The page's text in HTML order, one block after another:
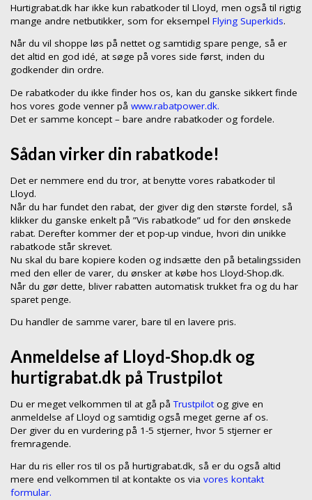
Hurtigrabat.dk har ikke kun rabatkoder til Lloyd, men også til rigtig
mange andre netbutikker, som for eksempel Flying Superkids.
Når du vil shoppe løs på nettet og samtidig spare penge, så er
det altid en god idé, at søge på vores side først, inden du
godkender din ordre.
De rabatkoder du ikke finder hos os, kan du ganske sikkert finde
hos vores gode venner på www.rabatpower.dk.
Det er samme koncept – bare andre rabatkoder og fordele.
Sådan virker din rabatkode!
Det er nemmere end du tror, at benytte vores rabatkoder til
Lloyd.
Når du har fundet den rabat, der giver dig den største fordel, så
klikker du ganske enkelt på ”Vis rabatkode” ud for den ønskede
rabat. Derefter kommer der et pop-up vindue, hvori din unikke
rabatkode står skrevet.
Nu skal du bare kopiere koden og indsætte den på betalingssiden
med den eller de varer, du ønsker at købe hos Lloyd-Shop.dk.
Når du gør dette, bliver rabatten automatisk trukket fra og du har
sparet penge.
Du handler de samme varer, bare til en lavere pris.
Anmeldelse af Lloyd-Shop.dk og
hurtigrabat.dk på Trustpilot
Du er meget velkommen til at gå påTrustpilot og give en
anmeldelse af Lloyd og samtidig også meget gerne af os.
Der giver du en vurdering på 1-5 stjerner, hvor 5 stjerner er
fremragende.
Har du ris eller ros til os på hurtigrabat.dk, så er du også altid
mere end velkommen til at kontakte os via vores kontakt
formular.